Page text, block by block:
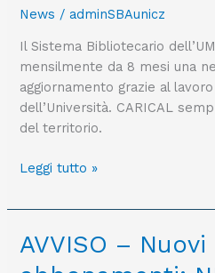
News / adminSBAunicz
Il Sistema Bibliotecario
mensilmente da 8 mesi una
aggiornamento grazie al
dell’Università. CARICAL
del territorio.
CARICAL
medici
impegnati
nella
lotta
al
Leggi tutto »
AVVISO – Nuovi
AVVISO